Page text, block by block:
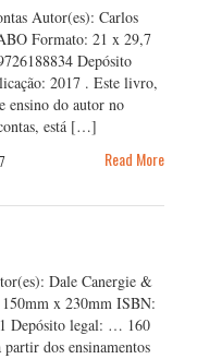
Autor(es): Carlos
Formato: 21 x 29,7
Depósito
2017 . Este livro,
ensino do autor no
está […]
Read More
Dale Canergie &
x 230mm ISBN:
Depósito legal: … 160
dos ensinamentos